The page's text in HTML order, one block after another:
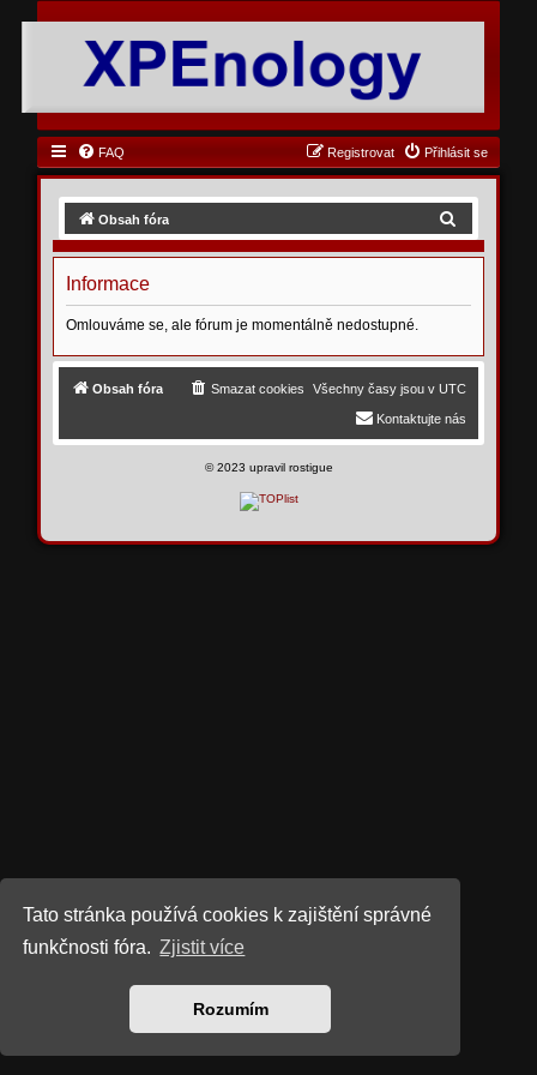
Tato stránka používá cookies k zajištění správné
funkčnosti fóra. Zjistit více
Rozumím
FAQ Přihlásit se
Registrovat
Obsah fóra
d
t
Informace
Omlouváme se, ale fórum je momentálně nedostupné.
Obsah fóra Všechny časy jsou v UTC
Smazat cookies
Kontaktujte nás
©2023 upravil rostigue